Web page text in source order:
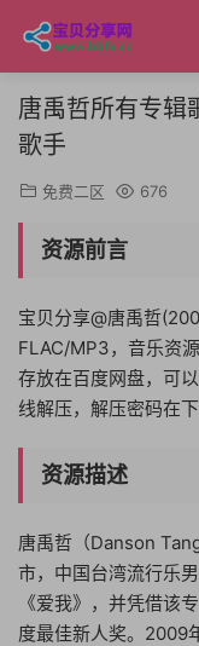
唐禹哲所有专辑
歌手
免费二区 676
资源前言
宝贝分享@唐禹哲
FLAC/MP3，音乐资
存放在百度网盘，可
线解压，解压密码在下
资源描述
唐禹哲（Danson
市，中国台湾流行乐
《爱我》，并凭借该
度最佳新人奖。2009